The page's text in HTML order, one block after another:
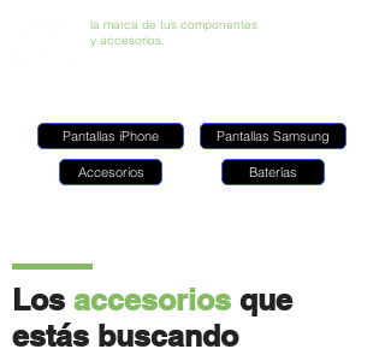
la marca de tus componentes
y accesorios.
Pantallas iPhone
Accesorios
Pantallas Samsung
Baterías
Los accesorios que
estás buscando